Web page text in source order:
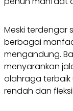
Meski terdengar
berbagai
mengandung.
menyarankan
olahraga terbaik
rendah dan